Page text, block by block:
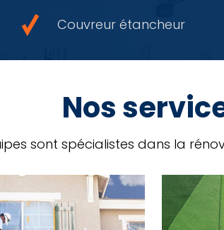
Couvreur étancheur
Nos
sont spécialistes dans la